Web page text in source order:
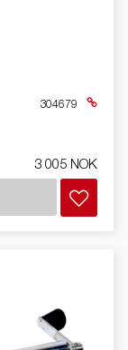
304679
3 005 NOK